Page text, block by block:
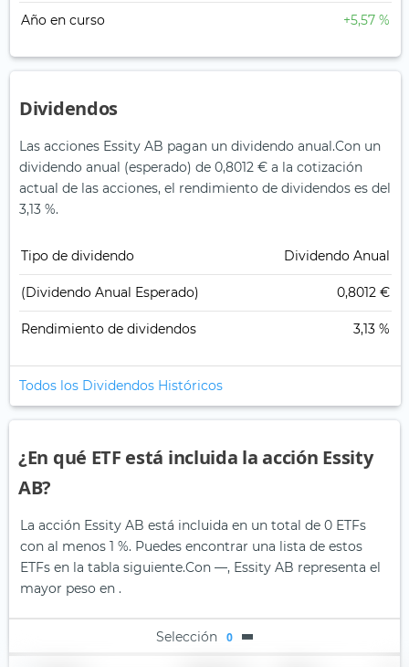
Año en curso +5,57 %
Dividendos
Las acciones Essity AB pagan un dividendo anual.Con un
dividendo anual (esperado) de 0,8012 € a la cotización
actual de las acciones, el rendimiento de dividendos es del
3,13 %.
Tipo de dividendo Dividendo Anual
(Dividendo Anual Esperado) 0,8012 €
Rendimiento de dividendos 3,13 %
Todos los Dividendos Históricos
¿En qué ETF está incluida la acción Essity
AB?
La acción Essity AB está incluida en un total de 0 ETFs
con al menos 1 %. Puedes encontrar una lista de estos
ETFs en la tabla siguiente.Con —, Essity AB representa el
mayor peso en .
Selección 0